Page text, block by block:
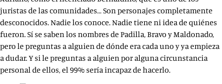
juristas de las comunidades… Son personajes completamente
desconocidos. Nadie los conoce. Nadie tiene ni idea de quiénes
fueron. Sí se saben los nombres de Padilla, Bravo y Maldonado,
pero le preguntas a alguien de dónde era cada uno y ya empieza
a dudar. Y si le preguntas a alguien por alguna circunstancia
personal de ellos, el 99% sería incapaz de hacerlo.